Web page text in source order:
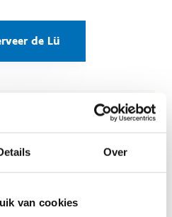
Over
van cookies
de Lü
de LÜ op je
zoals je dat nog nooit